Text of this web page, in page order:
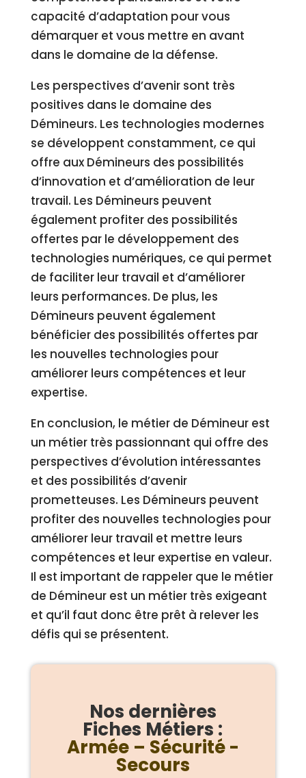
capacité d’adaptation pour vous
démarquer et vous mettre en avant
dans le domaine de la défense.
Les perspectives d’avenir sont très
positives dans le domaine des
Démineurs. Les technologies modernes
se développent constamment, ce qui
offre aux Démineurs des possibilités
d’innovation et d’amélioration de leur
travail. Les Démineurs peuvent
également profiter des possibilités
offertes par le développement des
technologies numériques, ce qui permet
de faciliter leur travail et d’améliorer
leurs performances. De plus, les
Démineurs peuvent également
bénéficier des possibilités offertes par
les nouvelles technologies pour
améliorer leurs compétences et leur
expertise.
En conclusion, le métier de Démineur est
un métier très passionnant qui offre des
perspectives d’évolution intéressantes
et des possibilités d’avenir
prometteuses. Les Démineurs peuvent
profiter des nouvelles technologies pour
améliorer leur travail et mettre leurs
compétences et leur expertise en valeur.
Il est important de rappeler que le métier
de Démineur est un métier très exigeant
et qu’il faut donc être prêt à relever les
défis qui se présentent.
Nos dernières
Fiches Métiers :
Armée – Sécurité -
Secours